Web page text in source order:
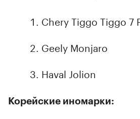
Chery Tiggo Tiggo 7
Geely Monjaro
Haval Jolion
Корейские иномарки: